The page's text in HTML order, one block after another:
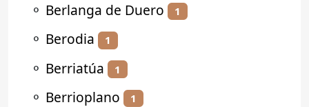
⚬ Berlanga de Duero 1
⚬ Berodia 1
⚬ Berriatúa 1
⚬ Berrioplano 1